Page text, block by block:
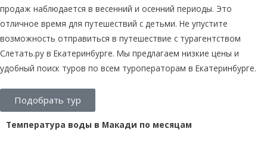
продаж наблюдается в весенний и осенний периоды. Это
отличное время для путешествий с детьми. Не упустите
возможность отправиться в путешествие с турагентством
Слетать.ру в Екатеринбурге. Мы предлагаем низкие цены и
удобный поиск туров по всем туроператорам в Екатеринбурге.
Подобрать тур
Температура воды в Макади по месяцам